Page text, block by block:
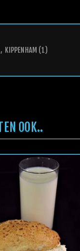
, KIPPENHAM (1)
OOK..